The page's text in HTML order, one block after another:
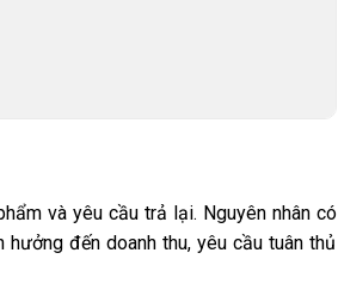
và yêu cầu trả lại. Nguyên nhân có
đến doanh thu, yêu cầu tuân thủ